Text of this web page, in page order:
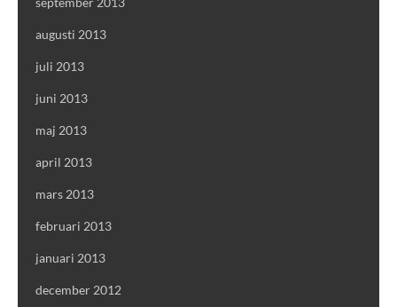
augusti 2013
juli 2013
juni 2013
maj 2013
april 2013
mars 2013
februari 2013
januari 2013
december 2012